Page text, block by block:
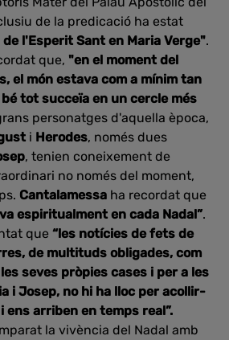
de la predicació ha estat
l'Esperit Sant en Maria Verge".
que, "en el moment del
el món estava com a mínim tan
tot succeïa en un cercle més
personatges d'aquella època,
i Herodes, només dues
, tenien coneixement de
no només del moment,
Cantalamessa ha recordat que
espiritualment en cada Nadal”.
que “les notícies de fets de
de multituds obligades, com
seves pròpies cases i per a les
i Josep, no hi ha lloc per acollir-
ens arriben en temps real”.
la vivència del Nadal amb